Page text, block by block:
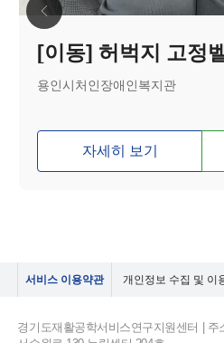
[이동] 허벅지 고정
용인시처인장애인복지관
자세히 보기
서비스 이용약관 개인정보 수집 및 이
경기도재활공학서비스연구지원센터 |